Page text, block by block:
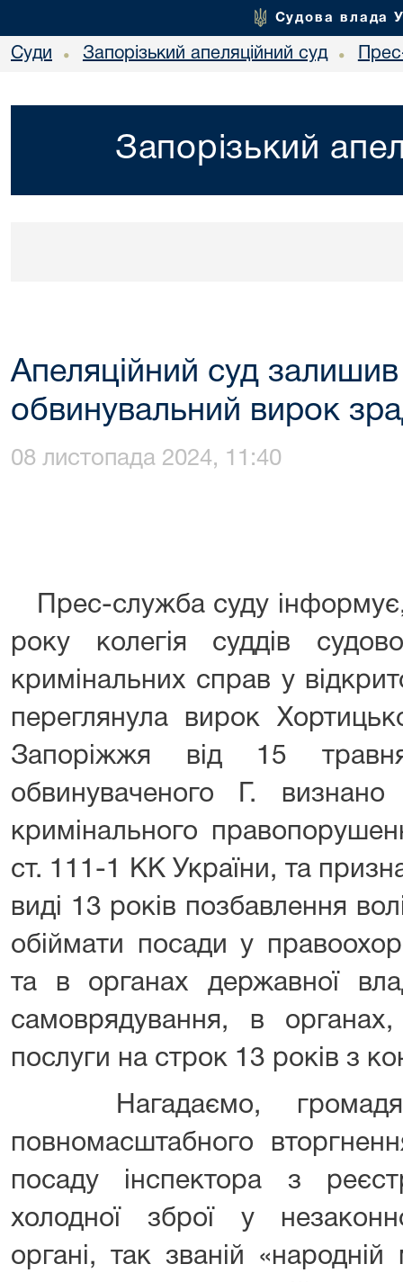
Судова влада
Суди • Запорізький апеляційний суд •
Запорізький
Апеляційний суд залишив
обвинувальний вирок
08 листопада 2024, 11:40
Прес-служба суду
року колегія суддів
кримінальних справ у
переглянула вирок
Запоріжжя від 15
обвинуваченого Г.
кримінального
ст. 111-1 КК України, та
виді 13 років позбавлення
обіймати посади у
та в органах державної
самоврядування, в
послуги на строк 13 років з
Нагадаємо,
повномасштабного
посаду інспектора з
холодної зброї у
органі, так званій «народній